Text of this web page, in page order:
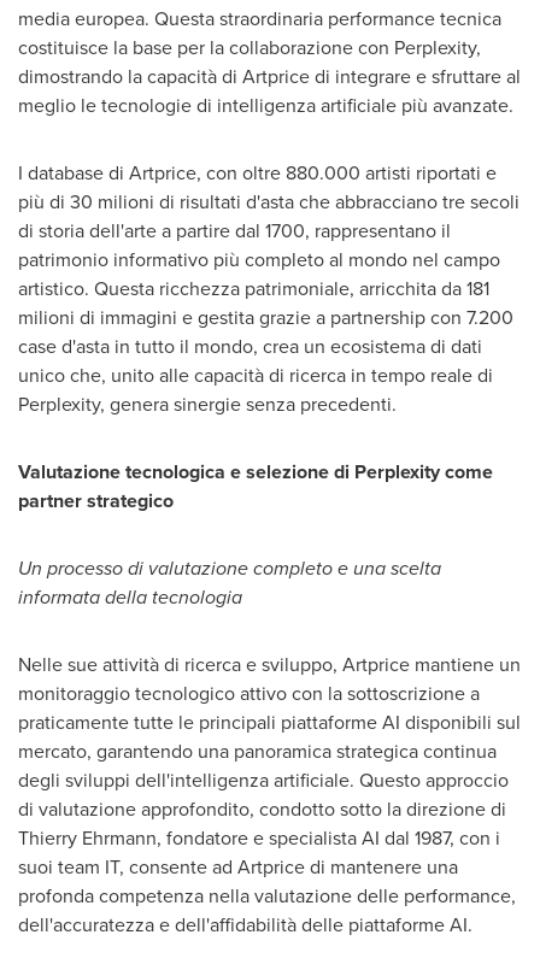
media europea. Questa straordinaria performance tecnica
costituisce la base per la collaborazione con Perplexity,
dimostrando la capacità di Artprice di integrare e sfruttare al
meglio le tecnologie di intelligenza artificiale più avanzate.
I database di Artprice, con oltre 880.000 artisti riportati e
più di 30 milioni di risultati d'asta che abbracciano tre secoli
di storia dell'arte a partire dal 1700, rappresentano il
patrimonio informativo più completo al mondo nel campo
artistico. Questa ricchezza patrimoniale, arricchita da 181
milioni di immagini e gestita grazie a partnership con 7.200
case d'asta in tutto il mondo, crea un ecosistema di dati
unico che, unito alle capacità di ricerca in tempo reale di
Perplexity, genera sinergie senza precedenti.
Valutazione tecnologica e selezione di Perplexity come
partner strategico
Un processo di valutazione completo e una scelta
informata della tecnologia
Nelle sue attività di ricerca e sviluppo, Artprice mantiene un
monitoraggio tecnologico attivo con la sottoscrizione a
praticamente tutte le principali piattaforme AI disponibili sul
mercato, garantendo una panoramica strategica continua
degli sviluppi dell'intelligenza artificiale. Questo approccio
di valutazione approfondito, condotto sotto la direzione di
Thierry Ehrmann, fondatore e specialista AI dal 1987, con i
suoi team IT, consente ad Artprice di mantenere una
profonda competenza nella valutazione delle performance,
dell'accuratezza e dell'affidabilità delle piattaforme AI.